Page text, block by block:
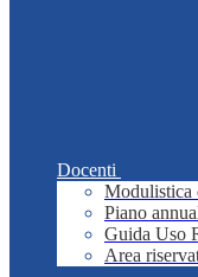
Docenti
Modulistica
Piano
Guida Uso
Area